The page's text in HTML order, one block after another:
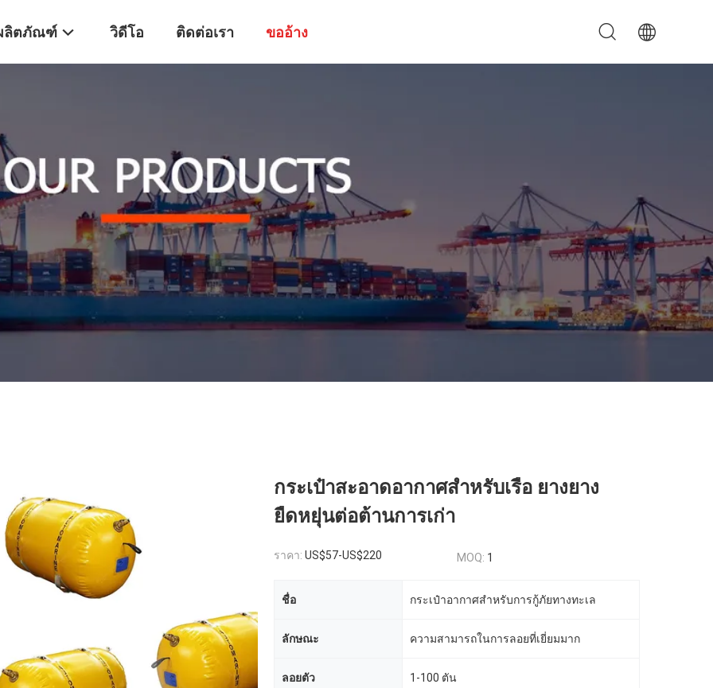
ลิตภัณฑ์ วิดีโอ ติดต่อเรา ขออ้าง
กระเป๋าสะอาดอากาศสําหรับเรือ ยางยาง
ยืดหยุ่นต่อต้านการเก่า
ราคา: US$57-US$220 MOQ: 1
ชื่อ กระเป๋าอากาศสําหรับการกู้ภัยทางทะเล
ลักษณะ ความสามารถในการลอยที่เยี่ยมมาก
ลอยตัว 1-100 ตัน